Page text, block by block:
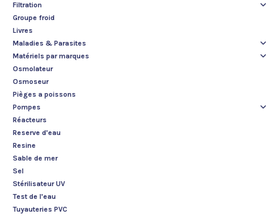
Filtration
Groupe froid
Livres
Maladies & Parasites
Matériels par marques
Osmolateur
Osmoseur
Pièges a poissons
Pompes
Réacteurs
Reserve d'eau
Resine
Sable de mer
Sel
Stérilisateur UV
Test de l'eau
Tuyauteries PVC